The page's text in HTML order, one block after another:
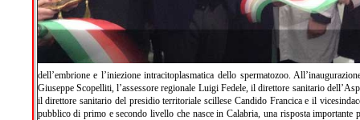
dell’embrione e l’iniezione intracitoplasmatica dello spermatozoo.
Giuseppe Scopelliti, l’assessore regionale Luigi Fedele, il direttore sanitario
il direttore sanitario del presidio territoriale scillese Candido Francica e il
pubblico di primo e secondo livello che nasce in Calabria, una risposta